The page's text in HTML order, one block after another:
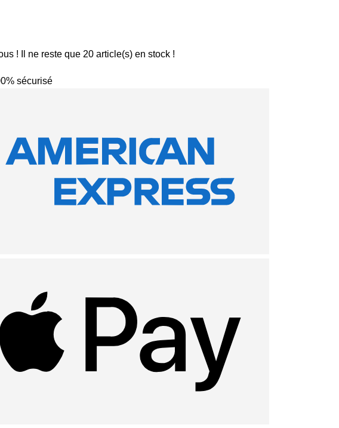
! Il ne reste que 20 article(s) en stock !
sécurisé